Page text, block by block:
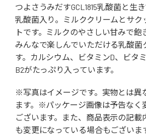
つよさうみだすGCL1815乳酸菌と生
乳酸菌入り。ミルククリームとサク
トです。ミルクのやさしい甘みで飽
みんなで楽しんでいただける乳酸菌
す。カルシウム、ビタミンD、ビタ
B2がたっぷり入っています。
※写真はイメージです。実物とは異
ます。※パッケージ画像は予告なく
ございます。また、商品表示の記載
も変更になっている場合もございま